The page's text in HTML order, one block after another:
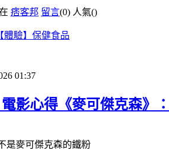
痞客邦 留言(0) 人氣()
【體驗】保健食品
01:37
電影心得《麥可傑克森》
是麥可傑克森的鐵粉